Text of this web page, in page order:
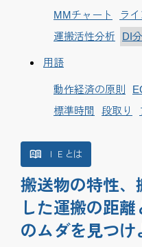
MMチャート
ラ
運搬活性分析
DI
用語
動作経済の原則
標準時間
段取り
ＩＥとは
搬送物の特性、
した運搬の距
のムダを見つけ